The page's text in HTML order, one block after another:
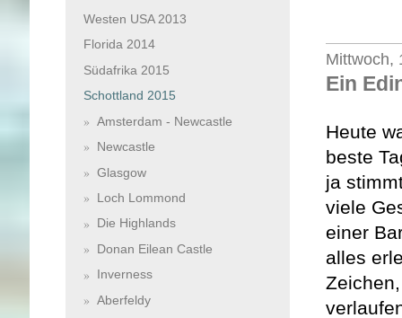
Mittwoch,
Ein
Heute
beste
ja
viele
einer
alles
Westen USA 2013
Florida 2014
Südafrika 2015
Schottland 2015
Amsterdam - Newcastle
Newcastle
Glasgow
Loch Lommond
Die Highlands
Donan Eilean Castle
Inverness
Aberfeldy